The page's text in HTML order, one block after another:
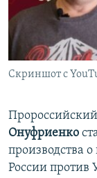
УКРАИНСКАЯ
Все сайты
Скриншот с
Онуфриенко
производства
России против